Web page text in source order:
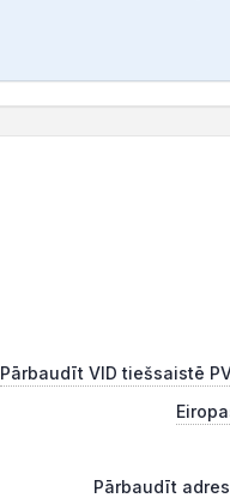
Pārbaudīt VID tiešsaistē
Pārbaudīt